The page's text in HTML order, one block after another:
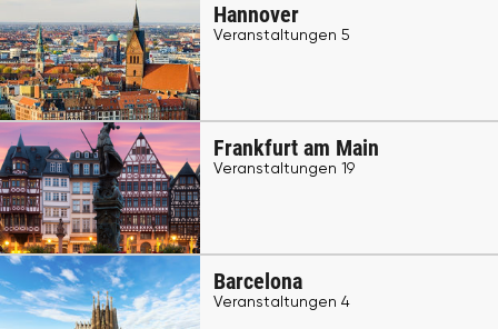
Hannover
Veranstaltungen 5
Frankfurt am Main
Veranstaltungen 19
Barcelona
Veranstaltungen 4